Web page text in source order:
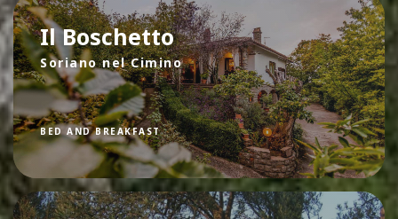
Il Boschetto
Soriano nel Cimino
BED AND BREAKFAST